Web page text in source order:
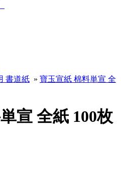
書道紙 » 寶玉宣紙 棉料単宣 全
宣 全紙 100枚